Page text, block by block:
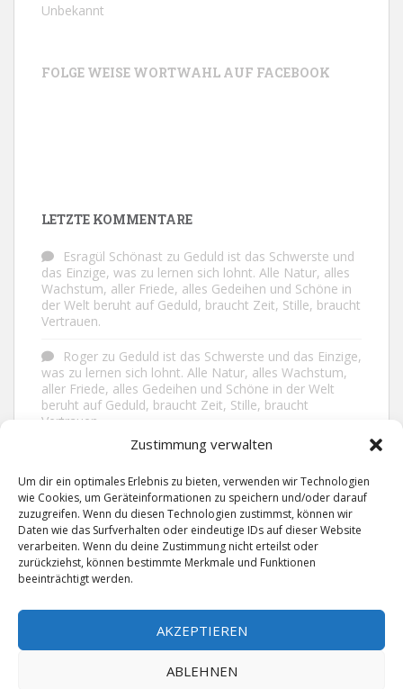
Zustimmung verwalten
Um dir ein optimales Erlebnis zu bieten, verwenden wir Technologien
wie Cookies, um Geräteinformationen zu speichern und/oder darauf
zuzugreifen. Wenn du diesen Technologien zustimmst, können wir
Daten wie das Surfverhalten oder eindeutige IDs auf dieser Website
verarbeiten. Wenn du deine Zustimmung nicht erteilst oder
zurückziehst, können bestimmte Merkmale und Funktionen
beeinträchtigt werden.
AKZEPTIEREN
ABLEHNEN
Unbekannt
FOLGE WEISE WORTWAHL AUF FACEBOOK
LETZTE KOMMENTARE
Esragül Schönast zu Geduld ist das Schwerste und
das Einzige, was zu lernen sich lohnt. Alle Natur, alles
Wachstum, aller Friede, alles Gedeihen und Schöne in
der Welt beruht auf Geduld, braucht Zeit, Stille, braucht
Vertrauen.
Roger zu Geduld ist das Schwerste und das Einzige,
was zu lernen sich lohnt. Alle Natur, alles Wachstum,
aller Friede, alles Gedeihen und Schöne in der Welt
beruht auf Geduld, braucht Zeit, Stille, braucht
Vertrauen.
Nichts in unserem Leben
GridzuMan lebt ruhiger, wenn man nicht alles
sagt, was man weiß, nicht alles glaubt, was man hört
und über den Rest einfach nur lächelt.
DATENSCHUTZERKLÄRUNG